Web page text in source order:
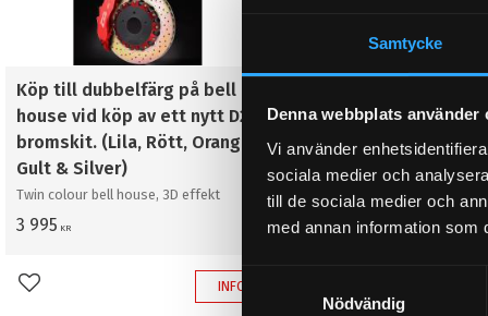
Samtycke
Denna webbplats använder
Vi använder
sociala medier och
till de sociala medier och
med annan information som
S
a
Nödvändig
Köp till dubbelfärg på bell
house vid köp av ett nytt D2
bromskit. (Lila, Rött, Orange,
Gult & Silver)
Twin colour bell house, 3D effekt
3 995 KR
Lägg till i favoriter INFO